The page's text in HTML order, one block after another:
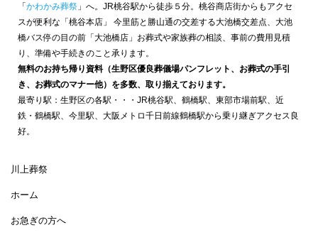
「かわかみ葬祭 」へ。JR桃谷駅から徒歩５分。桃谷商店街からもアクセ
スが便利な「桃谷本店」 今里筋と勝山通の交差する大池橋交差点、大池
橋バス停の目の前「大池橋店」お葬式や家族葬の相談、事前の費用見積
り、準備や手続きのこと承ります。
無料のお持ち帰り資料（生野区優良葬儀場パンフレット、お葬式の手引
き、お葬式のマナー他）を多数、取り揃えております。
最寄り駅：生野区の各駅・・・JR桃谷駅、鶴橋駅、東部市場前駅、近
鉄・鶴橋駅、今里駅、大阪メトロ千日前線鶴橋駅から乗り継ぎアクセス良
好。
川上葬祭
ホーム
お急ぎの方へ